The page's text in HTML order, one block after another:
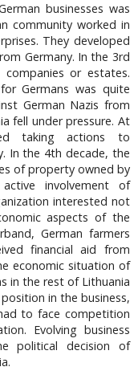
businesses was
community worked in
They developed
Germany. In the 3rd
or estates.
Germans was quite
German Nazis from
fell under pressure. At
taking actions to
In the 4th decade, the
of property owned by
involvement of
interested not
aspects of the
German farmers
financial aid from
economic situation of
in the rest of Lithuania
in the business,
to face competition
Evolving business
political decision of